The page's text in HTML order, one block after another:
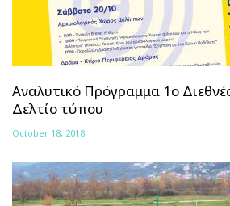
Αναλυτικό Πρόγραμμα 1ο
Δελτίο τύπου
October 18, 2018